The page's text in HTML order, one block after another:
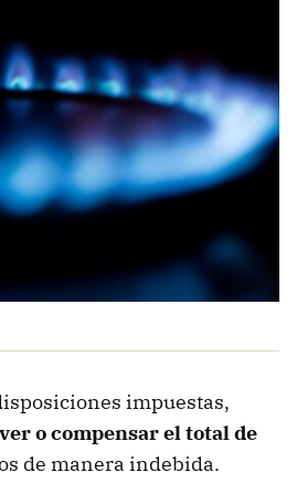
impuestas,
o compensar el total de
de manera indebida.